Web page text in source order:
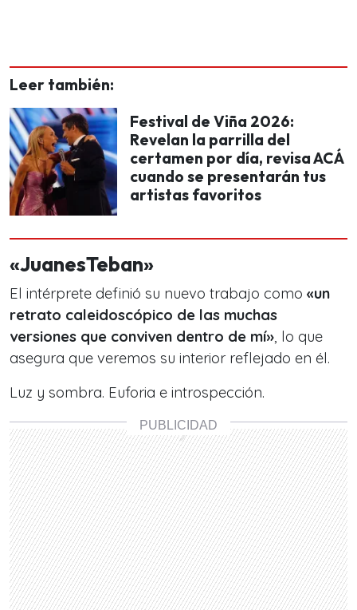
Leer también:
Festival de Viña 2026:
Revelan la parrilla del
certamen por día, revisa ACÁ
cuando se presentarán tus
artistas favoritos
«JuanesTeban»
El intérprete definió su nuevo trabajo como «un
retrato caleidoscópico de las muchas
versiones que conviven dentro de mí», lo que
asegura que veremos su interior reflejado en él.
Luz y sombra. Euforia e introspección.